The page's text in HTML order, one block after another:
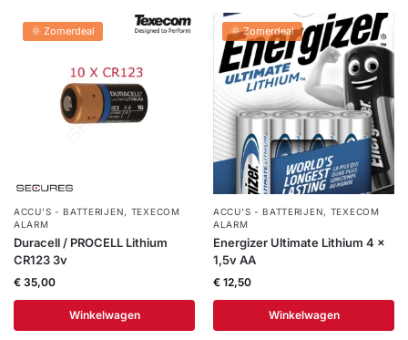
Alarmsystemen
Camera's
Branddetectie
Contact Help Wagen
🌞 Zomerdeal
ACCU'S - BATTERIJEN, TEXECOM
ALARM
Duracell / PROCELL Lithium
CR123 3v
€ 35,00
Winkelwagen
🌞 Zomerdeal
ACCU'S - BATTERIJEN, TEXECOM
ALARM
Energizer Ultimate Lithium 4 x
1,5v AA
€ 12,50
Winkelwagen